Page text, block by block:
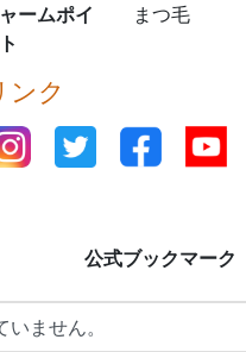
ームポイ
まつ毛
ンク
公式ブックマーク
ません。